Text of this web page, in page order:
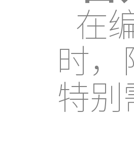
在
时
特